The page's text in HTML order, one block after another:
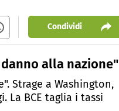
Condividi
alla nazione"
Strage a Washington,
La BCE taglia i tassi